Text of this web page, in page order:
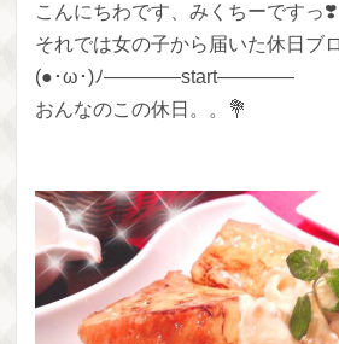
こんにちわです、みくちーですっ❣️
それでは女の子から届いた休日ブ
(●･ω･)ﾉ————start————
おんなのこの休日。。💐